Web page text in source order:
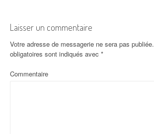
Laisser un commentaire
Votre adresse de messagerie ne sera pas publiée.
obligatoires sont indiqués avec *
Commentaire